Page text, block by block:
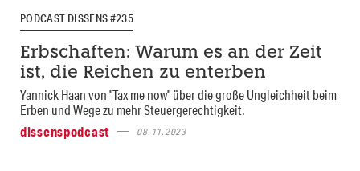
PODCAST DISSENS #235
Erbschaften: Warum es an der Zeit
ist, die Reichen zu enterben
Yannick Haan von "Tax me now" über die große Ungleichheit beim
Erben und Wege zu mehr Steuergerechtigkeit.
dissenspodcast
08.11.2023